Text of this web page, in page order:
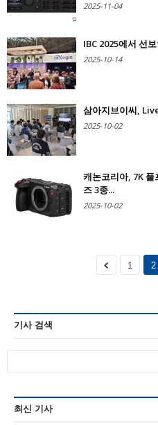
2025-11-04
IBC 2025에서 선
2025-10-14
삼아지브이씨,
2025-10-02
캐논코리아, 7K 풀
즈 3종...
2025-10-02
1 2
기사 검색
최신 기사